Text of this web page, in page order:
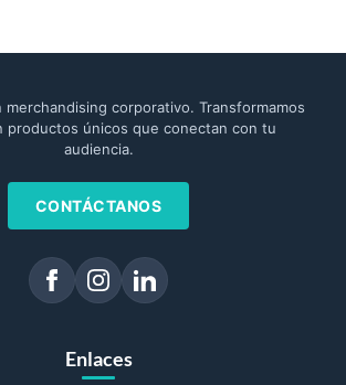
merchandising corporativo. Transformamos
productos únicos que conectan con tu
audiencia.
CONTÁCTANOS
Enlaces